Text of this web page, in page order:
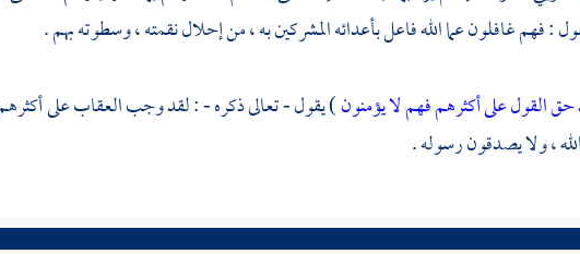
: فهم غافلون عما الله فاعل بأعدائه المشركين به ، من إحلال نقمته ، وسطوته بهم .
القول على أكثرهم فهم لا يؤمنون) يقول - تعالى ذكره - : لقد وجب العقاب على
، ولا يصدقون رسوله .